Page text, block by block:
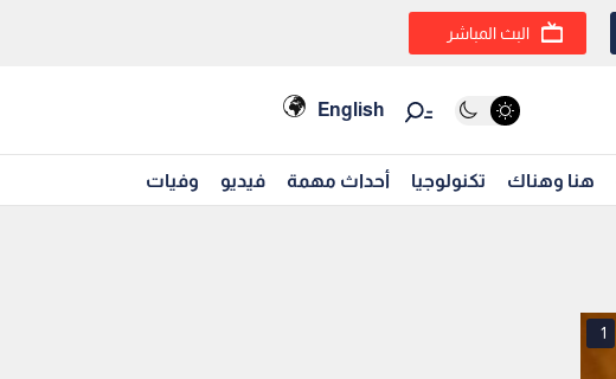
البث المباشر
English
هنا وهناك تكنولوجيا أحداث مهمة فيديو وفيات
1